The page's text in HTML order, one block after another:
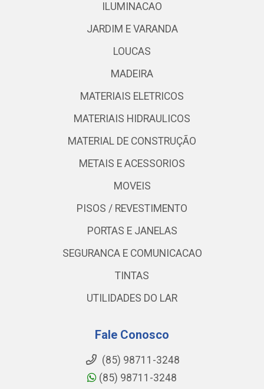
ILUMINACAO
JARDIM E VARANDA
LOUCAS
MADEIRA
MATERIAIS ELETRICOS
MATERIAIS HIDRAULICOS
MATERIAL DE CONSTRUÇÃO
METAIS E ACESSORIOS
MOVEIS
PISOS / REVESTIMENTO
PORTAS E JANELAS
SEGURANCA E COMUNICACAO
TINTAS
UTILIDADES DO LAR
Fale Conosco
(85) 98711-3248
(85) 98711-3248